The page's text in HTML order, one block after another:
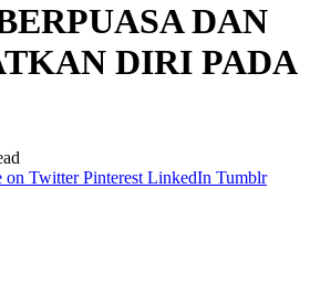
DAN
DIRI PADA
on Twitter Pinterest LinkedIn Tumblr